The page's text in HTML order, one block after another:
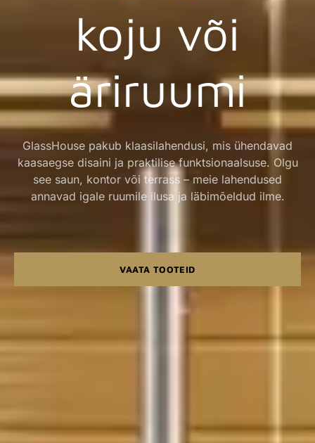
koju või
äriruumi
GlassHouse pakub klaasilahendusi, mis ühendavad
kaasaegse disaini ja praktilise funktsionaalsuse. Olgu
see saun, kontor või terrass – meie lahendused
annavad igale ruumile ilusa ja läbimõeldud ilme.
VAATA TOOTEID